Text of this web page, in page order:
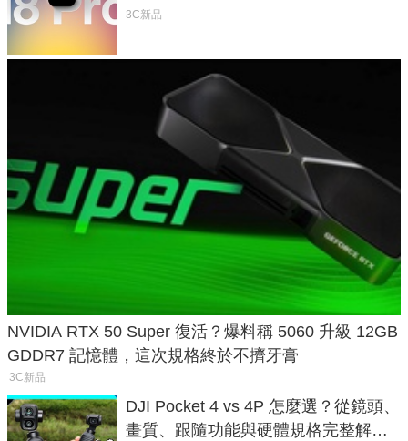
家曝山寨機無法復刻兩大關鍵
3C新品
NVIDIA RTX 50 Super 復活？爆料稱 5060 升級 12GB
GDDR7 記憶體，這次規格終於不擠牙膏
3C新品
DJI Pocket 4 vs 4P 怎麼選？從鏡頭、
畫質、跟隨功能與硬體規格完整解